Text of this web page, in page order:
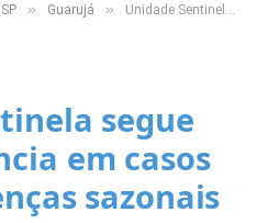
» Guarujá » Unidade Sentinela segue como referência em casos gripais e doenças sazonais
segue
em casos
sazonais